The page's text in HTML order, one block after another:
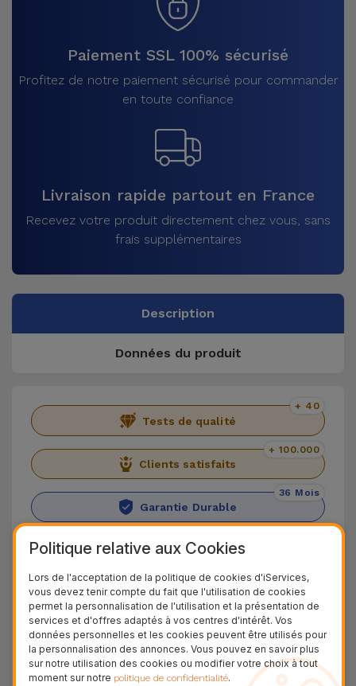
Paiement SSL 100% sécurisé
Profitez de notre paiement sécurisé pour commander
en toute confiance
Livraison rapide partout en France
Recevez votre produit directement chez vous, sans
frais supplémentaires
Description
Données du produit
Tests de qualité
+ 40
Clients satisfaits
+ 100.000
Garantie Durable
36 Mois
Livraison Gratuite
Découvrez l'iPhone 12
L'iPhone 12, principal smartphone d'Apple dans
la gamme 2020, marque le retour de la marque à
son design droit, qu'elle avait abandonné depuis
Politique relative aux Cookies
Lors de l'acceptation de la politique de cookies d'iServices,
vous devez tenir compte du fait que l'utilisation de cookies
permet la personnalisation de l'utilisation et la présentation de
services et d'offres adaptés à vos centres d'intérêt. Vos
données personnelles et les cookies peuvent être utilisés pour
la personnalisation des annonces. Vous pouvez en savoir plus
sur notre utilisation des cookies ou modifier votre choix à tout
moment sur notre politique de confidentialité.